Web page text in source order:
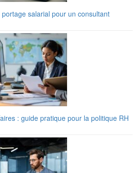
salarial pour un consultant
: guide pratique pour la politique RH